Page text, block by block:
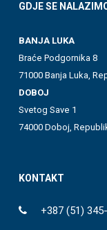
GDJE SE
BANJA LUKA
Braće Podgornika 8
71000 Banja Luka,
DOBOJ
Svetog Save 1
74000 Doboj,
KONTAKT
+387 (51)